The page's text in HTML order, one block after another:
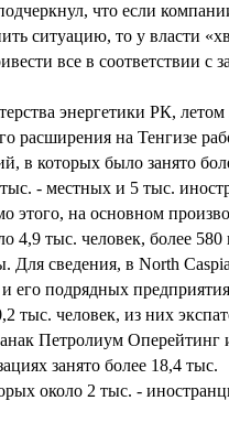
что если
ситуацию, то у власти
все в соответствии с
энергетики РК, летом
расширения на Тенгизе
в которых было занято
- местных и 5 тыс.
этого, на основном
4,9 тыс. человек, более 580
Для сведения, в North
его подрядных
тыс. человек, из них
Петролиум Оперейтинг
занято более 18,4 тыс.
около 2 тыс. -